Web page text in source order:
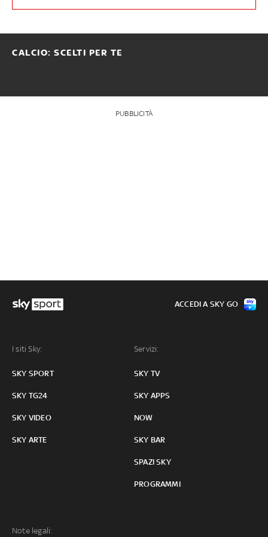
CALCIO: SCELTI PER TE
PUBBLICITÀ
I siti Sky:
SKY SPORT
SKY TG24
SKY VIDEO
SKY ARTE
Servizi:
SKY TV
SKY APPS
NOW
SKY BAR
SPAZI SKY
PROGRAMMI
Note legali:
ACCEDI A SKY GO